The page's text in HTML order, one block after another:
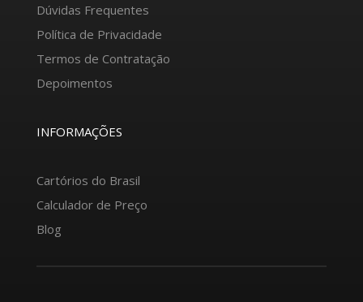
Dúvidas Frequentes
Política de Privacidade
Termos de Contratação
Depoimentos
INFORMAÇÕES
Cartórios do Brasil
Calculador de Preço
Blog